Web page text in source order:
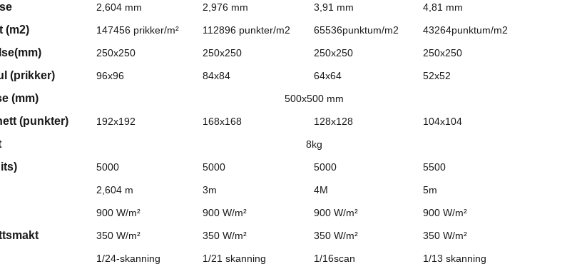
2,604 mm 2,976 mm 3,91 mm 4,81 mm
(m2) 147456 prikker/m² 112896 punkter/m2 65536punktum/m2 43264punktum/m2
250x250 250x250 250x250 250x250
(prikker) 96x96 84x84 64x64 52x52
(mm) 500x500 mm
(punkter) 192x192 168x168 128x128 104x104
8kg
5000 5000 5000 5500
2,604 m 3m 4M 5m
900 W/m² 900 W/m² 900 W/m² 900 W/m²
350 W/m² 350 W/m² 350 W/m² 350 W/m²
1/24-skanning 1/21 skanning 1/16scan 1/13 skanning